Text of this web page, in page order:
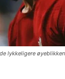
lykkeligere